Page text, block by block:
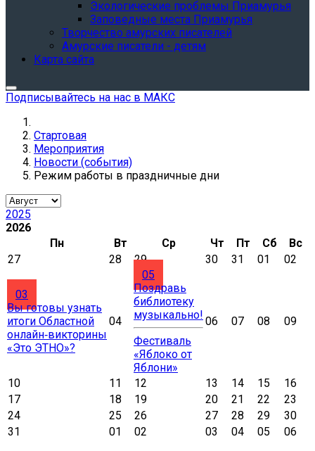
Экологические проблемы Приамурья
Заповедные места Приамурья
Творчество амурских писателей
Амурские писатели - детям
Карта сайта
Подписывайтесь на нас в МАКС
Стартовая
Мероприятия
Новости (события)
Режим работы в праздничные дни
2025
2026
Пн
Вт Ср Чт Пт Сб
Вс
27
28 29 30 31 01 02
03
Вы готовы узнать
итоги Областной
онлайн‑викторины
«Это ЭТНО»?
04
05
Поздравь
библиотеку
музыкально!
Фестиваль
«Яблоко от
Яблони»
06 07 08 09
10 11 12 13 14 15
16
17
18 19 20 21 22
23
24
25 26 27 28 29
30
31
01 02 03 04 05
06